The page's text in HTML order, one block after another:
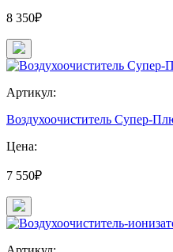
8 350₽
Артикул:
Воздухоочиститель Супер-
Цена:
7 550₽